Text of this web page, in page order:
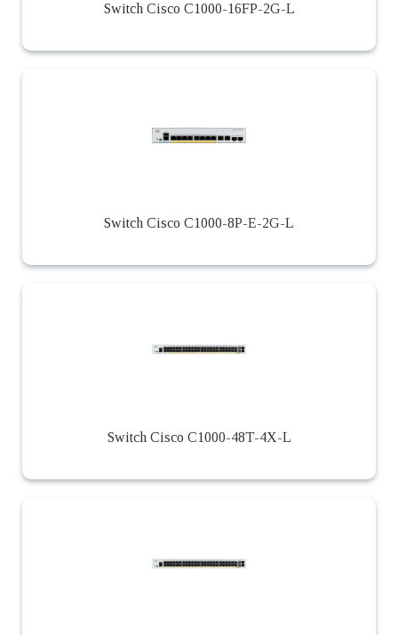
Switch Cisco C1000-16FP-2G-L
Switch Cisco C1000-8P-E-2G-L
Switch Cisco C1000-48T-4X-L